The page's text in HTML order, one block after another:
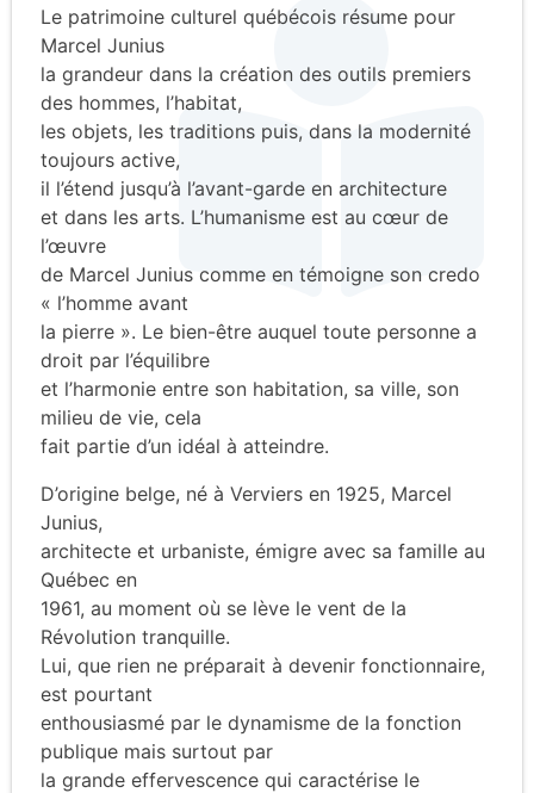
Le patrimoine culturel québécois résume pour
Marcel Junius
la grandeur dans la création des outils premiers
des hommes, l’habitat,
les objets, les traditions puis, dans la modernité
toujours active,
il l’étend jusqu’à l’avant-garde en architecture
et dans les arts. L’humanisme est au cœur de
l’œuvre
de Marcel Junius comme en témoigne son credo
« l’homme avant
la pierre ». Le bien-être auquel toute personne a
droit par l’équilibre
et l’harmonie entre son habitation, sa ville, son
milieu de vie, cela
fait partie d’un idéal à atteindre.
D’origine belge, né à Verviers en 1925, Marcel
Junius,
architecte et urbaniste, émigre avec sa famille au
Québec en
1961, au moment où se lève le vent de la
Révolution tranquille.
Lui, que rien ne préparait à devenir fonctionnaire,
est pourtant
enthousiasmé par le dynamisme de la fonction
publique mais surtout par
la grande effervescence qui caractérise le